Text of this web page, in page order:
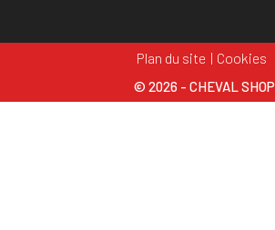
Plan du site Cookies
© 2026 - CHEVAL SHOP